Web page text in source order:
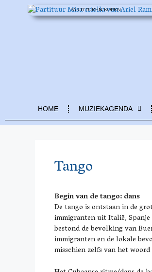
PARTITUREN KOPEN
HOME MUZIEKAGENDA
Tango
Begin van de tango: dans
De tango is ontstaan in de
immigranten uit Italië,
bestond de bevolking van
immigranten en de lokale
misschien zelfs van het woord